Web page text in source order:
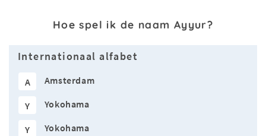
Hoe spel ik de naam Ayyur?
Internationaal alfabet
A Amsterdam
Y Yokohama
Y Yokohama